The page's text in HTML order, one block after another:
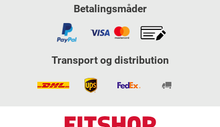
Betalingsmåder
Transport og distribution